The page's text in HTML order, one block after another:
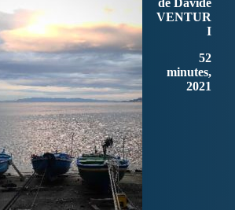
de Davide
VENTUR
I
52
minutes,
2021